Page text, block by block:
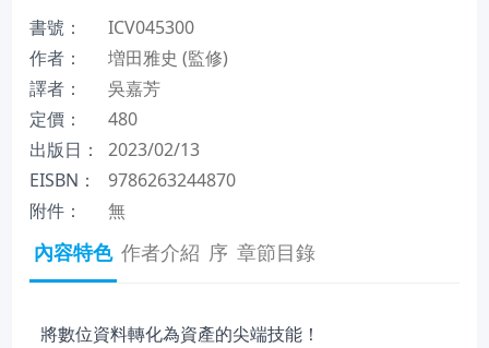
書號：
ICV045300
作者：
増田雅史 (監修)
譯者：
吳嘉芳
定價：
480
出版日：
2023/02/13
EISBN：
9786263244870
附件：
無
內容特色 作者介紹 序 章節目錄
將數位資料轉化為資產的尖端技能！